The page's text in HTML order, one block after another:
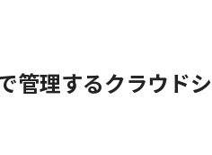
管理するクラウドシ